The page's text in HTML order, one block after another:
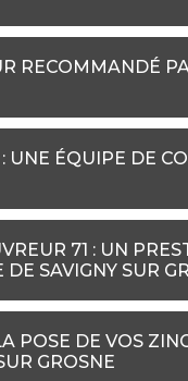
RECOMMANDÉ
UNE ÉQUIPE DE
71 : UN
SAVIGNY SUR
POSE DE VOS
GROSNE